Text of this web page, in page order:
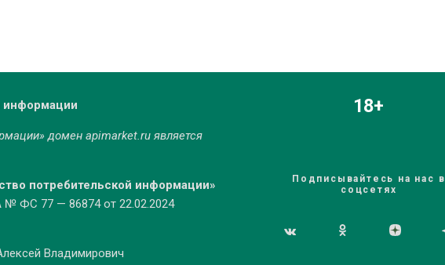
информации
домен apimarket.ruявляется
потребительской информации»
№ ФС 77 — 86874 от 22.02.2024
Владимирович
18+
Подписывайтесь на нас в
соцсетях